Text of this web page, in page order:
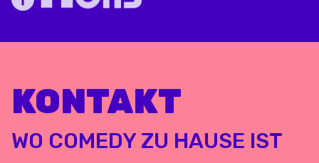
KONTAKT
WO COMEDY ZU HAUSE IST